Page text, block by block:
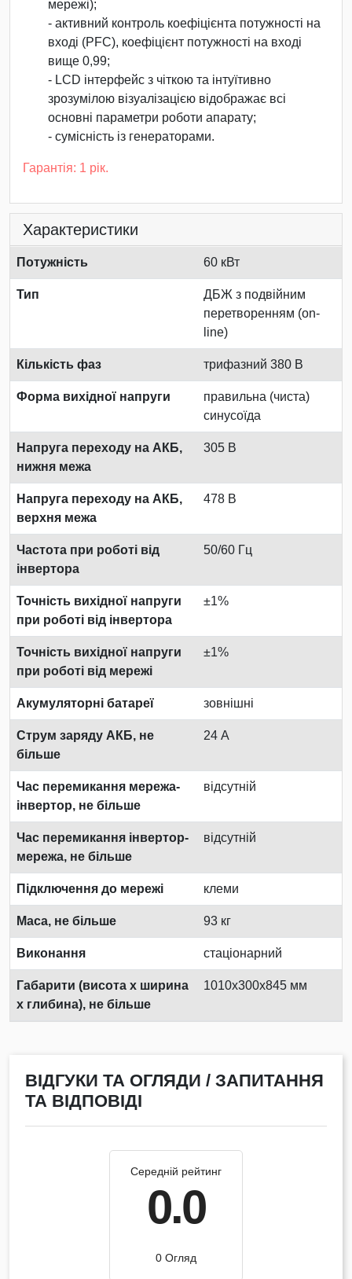
мережі);
- активний контроль коефіцієнта потужності на
вході (PFC), коефіцієнт потужності на вході
вище 0,99;
- LCD інтерфейс з чіткою та інтуїтивно
зрозумілою візуалізацією відображає всі
основні параметри роботи апарату;
- сумісність із генераторами.
Гарантія: 1 рік.
Характеристики
Потужність 60 кВт
Тип
ДБЖ з подвійним
перетворенням (on-
line)
Кількість фаз трифазний 380 В
Форма вихідної напруги
правильна (чиста)
синусоїда
Напруга переходу на АКБ,
нижня межа
305 В
Напруга переходу на АКБ,
верхня межа
478 В
Частота при роботі від
інвертора
50/60 Гц
Точність вихідної напруги
при роботі від інвертора
±1%
Точність вихідної напруги
при роботі від мережі
±1%
Акумуляторні батареї зовнішні
Струм заряду АКБ, не
більше
24 А
Час перемикання мережа-
інвертор, не більше
відсутній
Час перемикання інвертор-
мережа, не більше
відсутній
Підключення до мережі клеми
Маса, не більше 93 кг
Виконання стаціонарний
Габарити (висота х ширина
х глибина), не більше
1010х300х845 мм
ВІДГУКИ ТА ОГЛЯДИ / ЗАПИТАННЯ
ТА ВІДПОВІДІ
Середній рейтинг
0.0
0 Огляд